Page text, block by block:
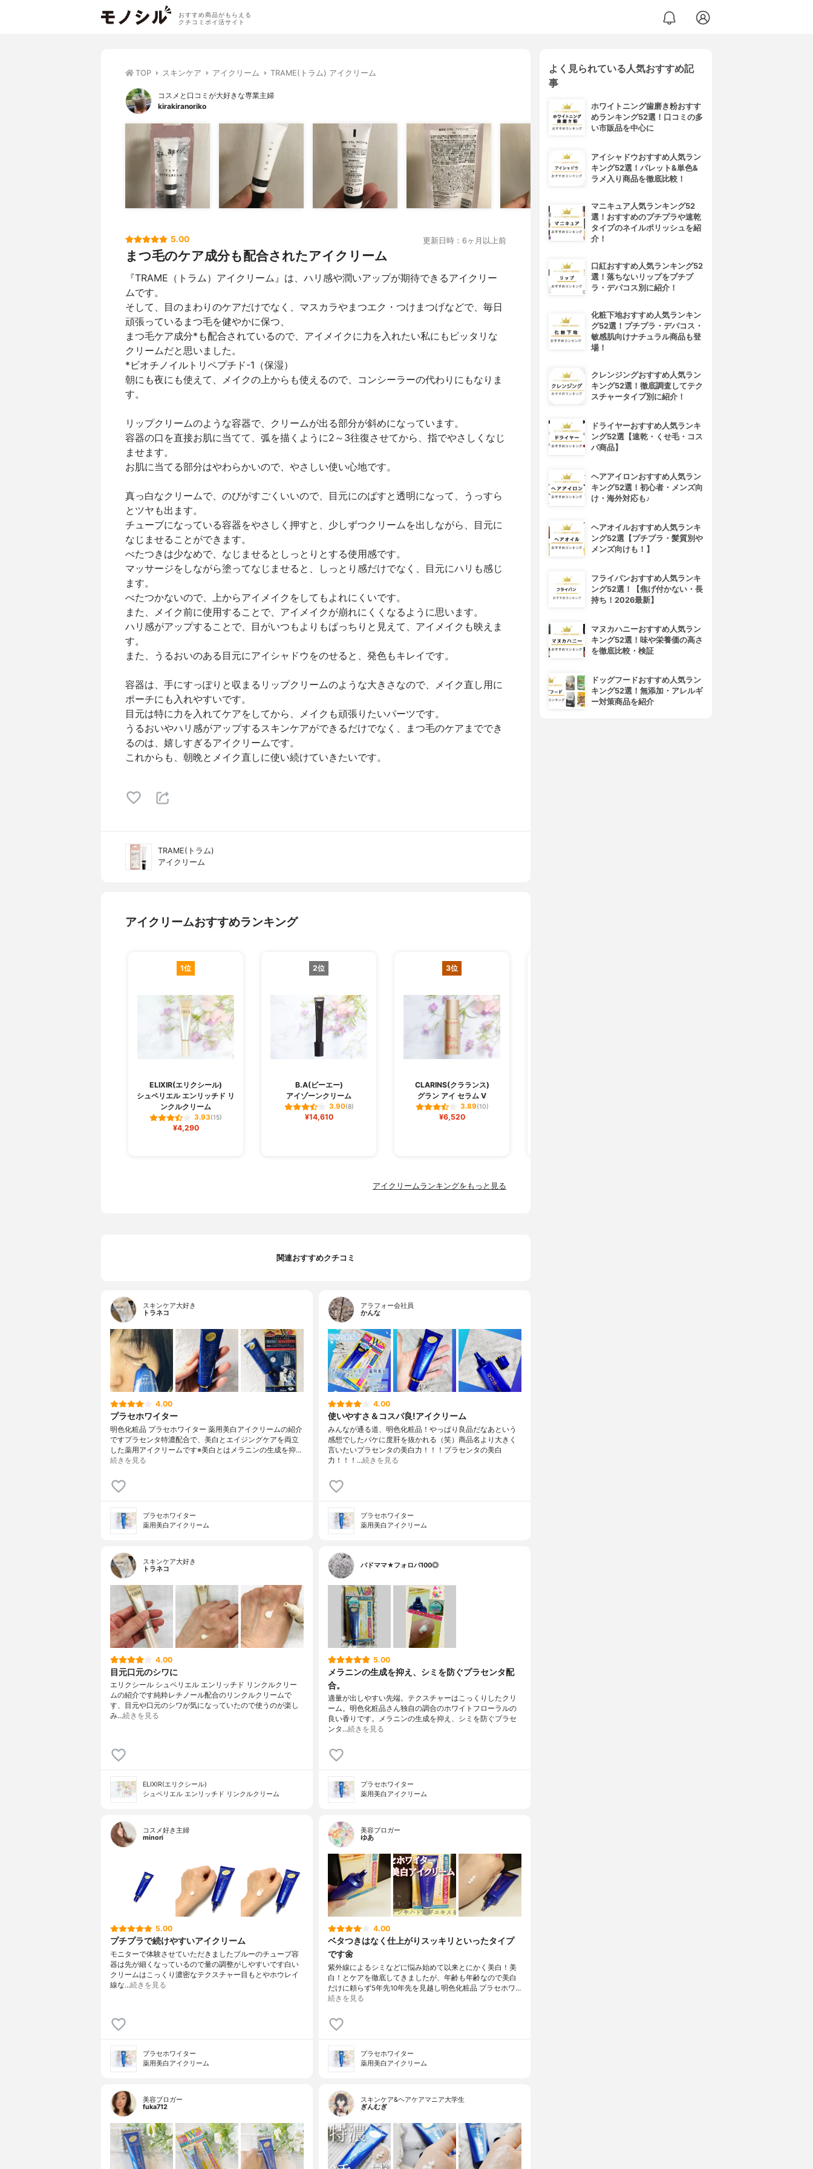
おすすめ商品がもらえる
クチコミポイ活サイト
TOP スキンケア アイクリーム TRAME(トラム) アイクリーム
コスメと口コミが大好きな専業主婦
kirakiranoriko
5.00 更新日時：6ヶ月以上前
まつ毛のケア成分も配合されたアイクリーム
『TRAME（トラム）アイクリーム』は、ハリ感や潤いアップが期待できるアイクリー
ムです。
そして、目のまわりのケアだけでなく、マスカラやまつエク・つけまつげなどで、毎日
頑張っているまつ毛を健やかに保つ、
まつ毛ケア成分*も配合されているので、アイメイクに力を入れたい私にもピッタリな
クリームだと思いました。
*ビオチノイルトリペプチド-1（保湿）
朝にも夜にも使えて、メイクの上からも使えるので、コンシーラーの代わりにもなりま
す。
リップクリームのような容器で、クリームが出る部分が斜めになっています。
容器の口を直接お肌に当てて、弧を描くように2～3往復させてから、指でやさしくなじ
ませます。
お肌に当てる部分はやわらかいので、やさしい使い心地です。
真っ白なクリームで、のびがすごくいいので、目元にのばすと透明になって、うっすら
とツヤも出ます。
チューブになっている容器をやさしく押すと、少しずつクリームを出しながら、目元に
なじませることができます。
べたつきは少なめで、なじませるとしっとりとする使用感です。
マッサージをしながら塗ってなじませると、しっとり感だけでなく、目元にハリも感じ
ます。
べたつかないので、上からアイメイクをしてもよれにくいです。
また、メイク前に使用することで、アイメイクが崩れにくくなるように思います。
ハリ感がアップすることで、目がいつもよりもぱっちりと見えて、アイメイクも映えま
す。
また、うるおいのある目元にアイシャドウをのせると、発色もキレイです。
容器は、手にすっぽりと収まるリップクリームのような大きさなので、メイク直し用に
ポーチにも入れやすいです。
目元は特に力を入れてケアをしてから、メイクも頑張りたいパーツです。
うるおいやハリ感がアップするスキンケアができるだけでなく、まつ毛のケアまででき
るのは、嬉しすぎるアイクリームです。
これからも、朝晩とメイク直しに使い続けていきたいです。
TRAME(トラム)
アイクリーム
アイクリームおすすめランキング
1位
ELIXIR(エリクシール)
シュペリエル エンリッチド リ
ンクルクリーム
3.93(15)
¥4,290
2位
B.A(ビーエー)
アイゾーンクリーム
3.90(8)
¥14,610
3位
CLARINS(クラランス)
グラン アイ セラム V
3.89(10)
¥6,520
アイクリームランキングをもっと見る
関連おすすめクチコミ
スキンケア大好き
トラネコ
4.00
プラセホワイター
明色化粧品 プラセホワイター 薬用美白アイクリームの紹介
ですプラセンタ特濃配合で、美白とエイジングケアを両立
した薬用アイクリームです※美白とはメラニンの生成を抑…
続きを見る
プラセホワイター
薬用美白アイクリーム
アラフォー会社員
かんな
4.00
使いやすさ＆コスパ良!アイクリーム
みんなが通る道、明色化粧品！やっぱり良品だなあという
感想でしたパケに度肝を抜かれる（笑）商品名より大きく
言いたいプラセンタの美白力！！！プラセンタの美白
力！！！…続きを見る
プラセホワイター
薬用美白アイクリーム
スキンケア大好き
トラネコ
4.00
目元口元のシワに
エリクシール シュペリエル エンリッチド リンクルクリー
ムの紹介です純粋レチノール配合のリンクルクリームで
す、目元や口元のシワが気になっていたので使うのが楽し
み…続きを見る
ELIXIR(エリクシール)
シュペリエル エンリッチド リンクルクリーム
バドママ★フォロバ100◎
5.00
メラニンの生成を抑え、シミを防ぐプラセンタ配
合。
適量が出しやすい先端。テクスチャーはこっくりしたクリ
ーム。明色化粧品さん独自の調合のホワイトフローラルの
良い香りです。メラニンの生成を抑え、シミを防ぐプラセ
ンタ…続きを見る
プラセホワイター
薬用美白アイクリーム
コスメ好き主婦
minori
5.00
プチプラで続けやすいアイクリーム
モニターで体験させていただきましたブルーのチューブ容
器は先が細くなっているので量の調整がしやすいです白い
クリームはこっくり濃密なテクスチャー目もとやホウレイ
線な…続きを見る
プラセホワイター
薬用美白アイクリーム
美容ブロガー
ゆあ
4.00
ベタつきはなく仕上がりスッキリといったタイプ
です🌼
紫外線によるシミなどに悩み始めて以来とにかく美白！美
白！とケアを徹底してきましたが、年齢も年齢なので美白
だけに頼らず5年先10年先を見越し明色化粧品 プラセホワ…
続きを見る
プラセホワイター
薬用美白アイクリーム
美容ブロガー
fuka712
スキンケア&ヘアケアマニア大学生
ぎんむぎ
よく見られている人気おすすめ記
事
ホワイトニング歯磨き粉おすす
めランキング52選！口コミの多
い市販品を中心に
アイシャドウおすすめ人気ラン
キング52選！パレット&単色&
ラメ入り商品を徹底比較！
マニキュア人気ランキング52
選！おすすめのプチプラや速乾
タイプのネイルポリッシュを紹
介！
口紅おすすめ人気ランキング52
選！落ちないリップをプチプ
ラ・デパコス別に紹介！
化粧下地おすすめ人気ランキン
グ52選！プチプラ・デパコス・
敏感肌向けナチュラル商品も登
場！
クレンジングおすすめ人気ラン
キング52選！徹底調査してテク
スチャータイプ別に紹介！
ドライヤーおすすめ人気ランキ
ング52選【速乾・くせ毛・コス
パ商品】
ヘアアイロンおすすめ人気ラン
キング52選！初心者・メンズ向
け・海外対応も♪
ヘアオイルおすすめ人気ランキ
ング52選【プチプラ・髪質別や
メンズ向けも！】
フライパンおすすめ人気ランキ
ング52選！【焦げ付かない・長
持ち！2026最新】
マヌカハニーおすすめ人気ラン
キング52選！味や栄養価の高さ
を徹底比較・検証
ドッグフードおすすめ人気ラン
キング52選！無添加・アレルギ
ー対策商品を紹介